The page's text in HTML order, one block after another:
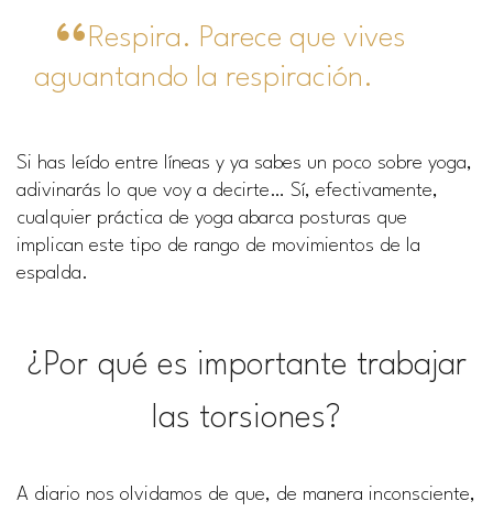
Respira. Parece que vives
aguantando la respiración.
Si has leído entre líneas y ya sabes un poco sobre yoga,
adivinarás lo que voy a decirte… Sí, efectivamente,
cualquier práctica de yoga abarca posturas que
implican este tipo de rango de movimientos de la
espalda.
¿Por qué es importante trabajar
las torsiones?
A diario nos olvidamos de que, de manera inconsciente,